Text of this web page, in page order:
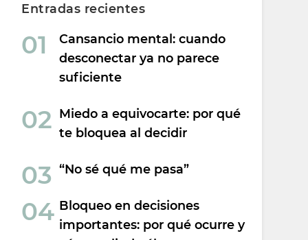
Entradas recientes
Cansancio mental: cuando
desconectar ya no parece
suficiente
Miedo a equivocarte: por qué
te bloquea al decidir
“No sé qué me pasa”
Bloqueo en decisiones
importantes: por qué ocurre y